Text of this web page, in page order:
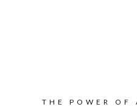
THE POWER OF